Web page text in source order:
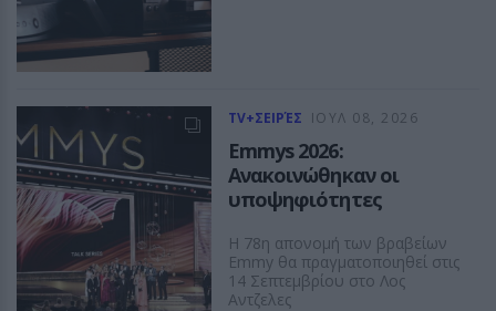
TV+ΣΕΙΡΈΣ ΙΟΥΛ 08, 2026
Emmys 2026:
Ανακοινώθηκαν οι
υποψηφιότητες
Η 78η απονομή των βραβείων
Emmy θα πραγματοποιηθεί στις
14 Σεπτεμβρίου στο Λος
Αντζελες